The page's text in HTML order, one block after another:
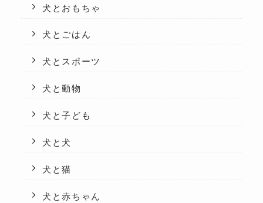
犬とおもちゃ
犬とごはん
犬とスポーツ
犬と動物
犬と子ども
犬と犬
犬と猫
犬と赤ちゃん